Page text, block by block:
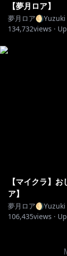
【夢月ロア】
夢月ロア🌖Yuzuki
134,732views ·
【マイクラ】
ア】
夢月ロア🌖Yuzuki
106,435views ·